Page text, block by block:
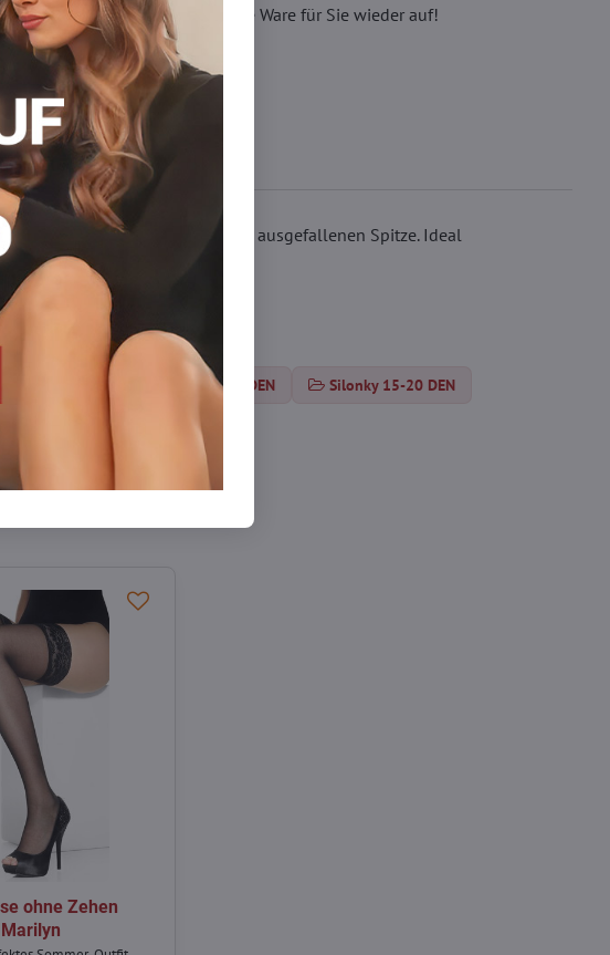
uns zu kontaktieren, wir füllen die Ware für Sie wieder auf!
0
erhöht. Abgerundet mit einer ausgefallenen Spitze. Ideal
DEN Strumpfhosen 15-20 DEN Silonky 15-20 DEN
ohne Zehen
Marilyn